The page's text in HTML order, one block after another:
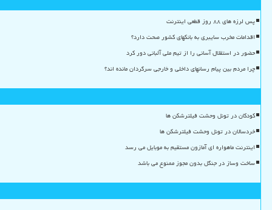
پس لرزه های ۸۸ روز قطعی اینترنت
اقدامات مخرب سایبری به بانکهای کشور صحت دارد؟
حضور در استقلال آسانی را از تیم ملی آلبانی دور کرد
چرا مردم بین پیام رسانهای داخلی و خارجی سرگردان مانده اند؟
کودکان در تونل وحشت فیلترشکن ها
خردسالان در تونل وحشت فیلترشکن ها
اینترنت ماهواره ای آمازون مستقیم به موبایل می رسد
ساخت وساز در جنگل بدون مجوز ممنوع می باشد